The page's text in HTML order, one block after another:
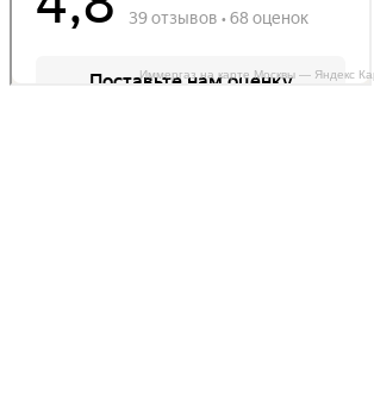
Иммергаз на карте Москвы — Яндекс